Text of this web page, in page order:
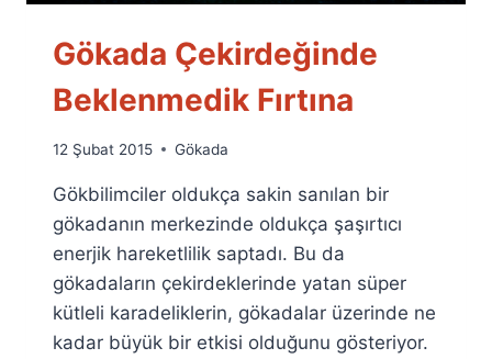
Gökada Çekirdeğinde
Beklenmedik Fırtına
By
Fuat
Özyar
12 Şubat 2015 Gökada
Gökbilimciler oldukça sakin sanılan bir
gökadanın merkezinde oldukça şaşırtıcı
enerjik hareketlilik saptadı. Bu da
gökadaların çekirdeklerinde yatan süper
kütleli karadeliklerin, gökadalar üzerinde ne
kadar büyük bir etkisi olduğunu gösteriyor.